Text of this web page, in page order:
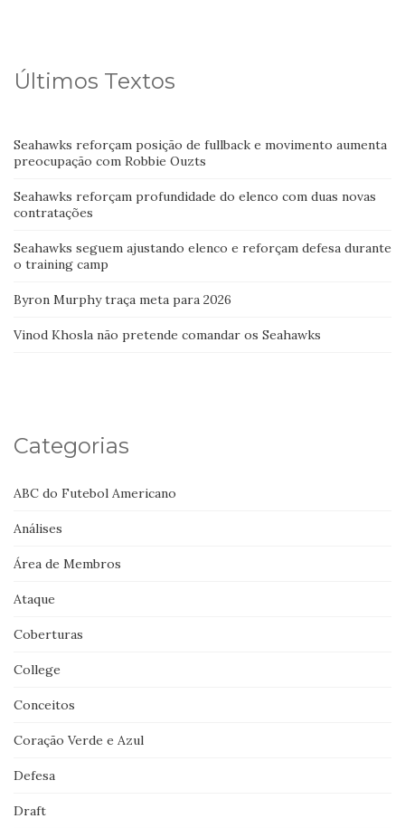
Últimos Textos
Seahawks reforçam posição de fullback e movimento aumenta
preocupação com Robbie Ouzts
Seahawks reforçam profundidade do elenco com duas novas
contratações
Seahawks seguem ajustando elenco e reforçam defesa durante
o training camp
Byron Murphy traça meta para 2026
Vinod Khosla não pretende comandar os Seahawks
Categorias
ABC do Futebol Americano
Análises
Área de Membros
Ataque
Coberturas
College
Conceitos
Coração Verde e Azul
Defesa
Draft